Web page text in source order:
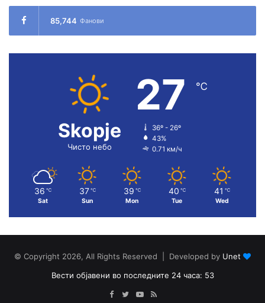
85,744 Фанови
Skopje
Чисто небо
27 ℃
36º - 26º
43%
0.71 км/ч
36 ℃
Sat
37 ℃
Sun
39 ℃
Mon
40 ℃
Tue
41 ℃
Wed
© Copyright 2026, All Rights Reserved | Developed by Unet
Вести објавени во последните 24 часа: 53
Facebook
TwitterYouTube
RSS